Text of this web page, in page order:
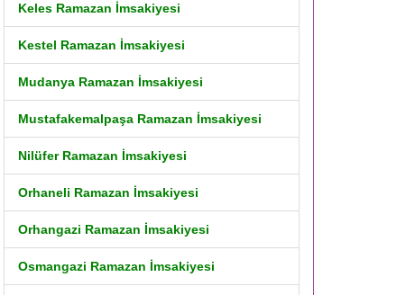
Keles Ramazan İmsakiyesi
Kestel Ramazan İmsakiyesi
Mudanya Ramazan İmsakiyesi
Mustafakemalpaşa Ramazan İmsakiyesi
Nilüfer Ramazan İmsakiyesi
Orhaneli Ramazan İmsakiyesi
Orhangazi Ramazan İmsakiyesi
Osmangazi Ramazan İmsakiyesi